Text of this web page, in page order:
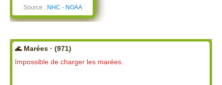
Source : NHC - NOAA
🌊 Marées · (971)
Impossible de charger les marées.